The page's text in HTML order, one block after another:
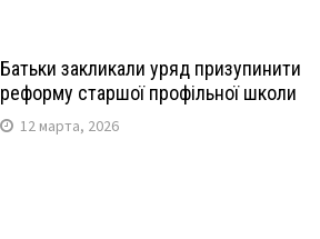
Батьки закликали уряд призупинити
реформу старшої профільної школи
12 марта, 2026